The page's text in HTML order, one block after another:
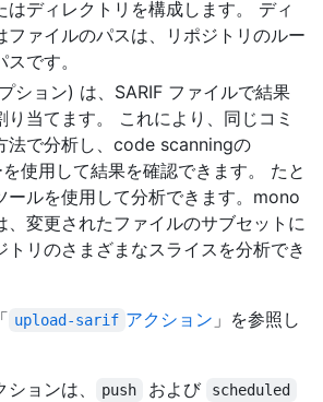
はディレクトリを構成します。 ディ
ファイルのパスは、リポジトリのルー
です。
ション) は、SARIF ファイルで結果
り当てます。 これにより、同じコミ
法で分析し、code scanningの
使用して結果を確認できます。 たと
ールを使用して分析できます。mono
、変更されたファイルのサブセットに
トリのさまざまなスライスを分析でき
upload-sarif アクション 」を参照し
ションは、 push および scheduled